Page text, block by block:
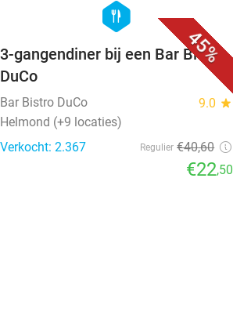
45%
hexagon
food
3-gangendiner bij een Bar Bistro
DuCo
Bar Bistro DuCo 9.0 star
Helmond (+9 locaties)
Verkocht: 2.367
Regulier €40,60
€22,50